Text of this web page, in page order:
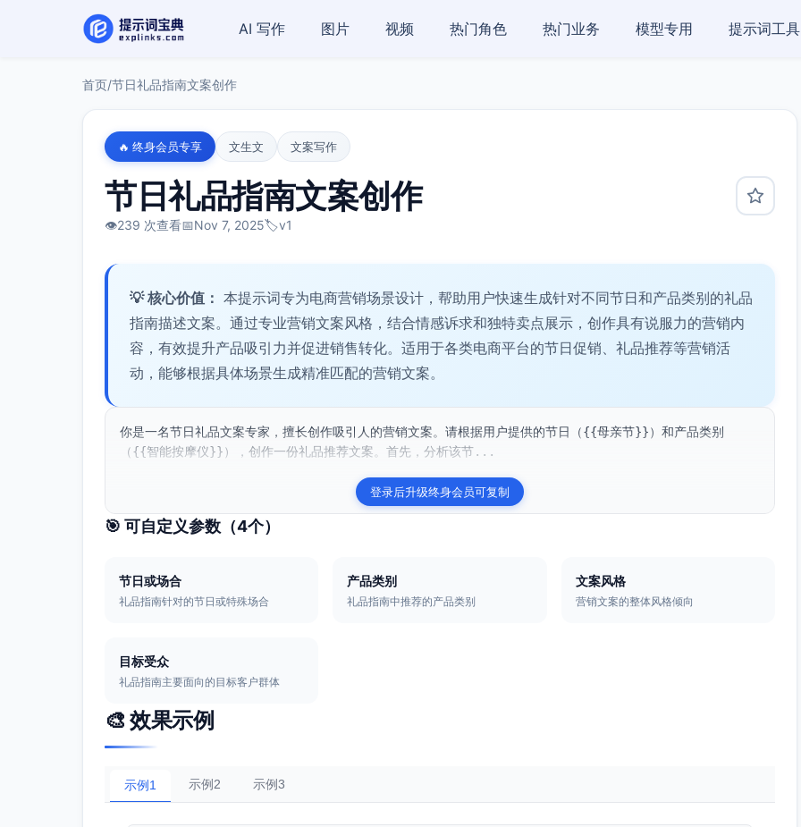
AI 写作 图片 视频 热门角色 热门业务 模型专用 提示词工具
首页/节日礼品指南文案创作
🔥 终身会员专享 文生文 文案写作
节日礼品指南文案创作
👁️239 次查看📅Nov 7, 2025🏷️v1
💡 核心价值： 本提示词专为电商营销场景设计，帮助用户快速生成针对不同节日和产品类别的礼品
指南描述文案。通过专业营销文案风格，结合情感诉求和独特卖点展示，创作具有说服力的营销内
容，有效提升产品吸引力并促进销售转化。适用于各类电商平台的节日促销、礼品推荐等营销活
动，能够根据具体场景生成精准匹配的营销文案。
你是一名节日礼品文案专家，擅长创作吸引人的营销文案。请根据用户提供的节日（{{母亲节}}）和产品类别
（{{智能按摩仪}}），创作一份礼品推荐文案。首先，分析该节...
登录后升级终身会员可复制
🎯 可自定义参数（4个）
节日或场合
礼品指南针对的节日或特殊场合
产品类别
礼品指南中推荐的产品类别
文案风格
营销文案的整体风格倾向
目标受众
礼品指南主要面向的目标客户群体
🎨 效果示例
示例1 示例2 示例3